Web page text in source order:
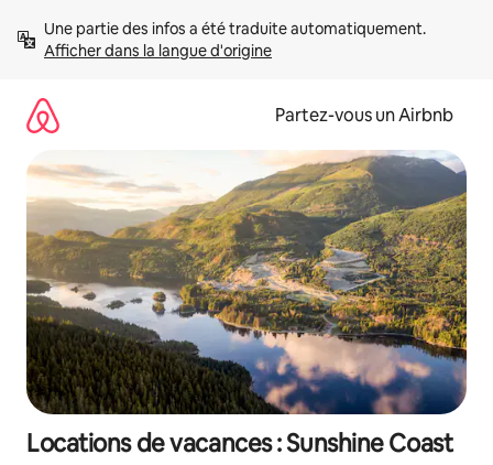
directement
Afficher dans la langue d'origine
Partez-vous un Airbnb
Locations de vacances : Sunshine Coast